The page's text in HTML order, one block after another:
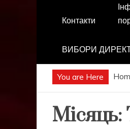
Контакти
ВИБОРИ
You are Here
Місяць: